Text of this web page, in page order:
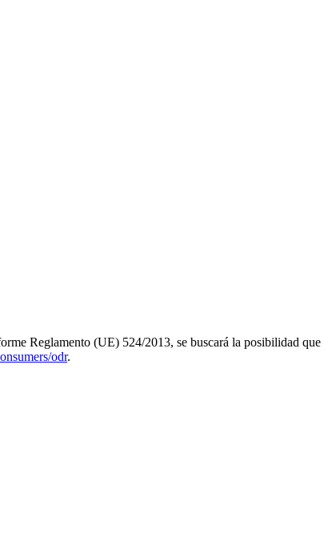
Reglamento (UE) 524/2013, se buscará la posibilidad
odr.